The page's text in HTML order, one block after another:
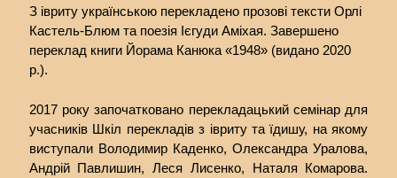
З івриту українською перекладено прозові тексти Орлі
Кастель-Блюм та поезія Ієгуди Аміхая. Завершено
переклад книги Йорама Канюка «1948» (видано 2020
р.).
2017 року започатковано перекладацький семінар для
учасників Шкіл перекладів з івриту та їдишу, на якому
виступали Володимир Каденко, Олександра Уралова,
Андрій Павлишин, Леся Лисенко, Наталя Комарова.